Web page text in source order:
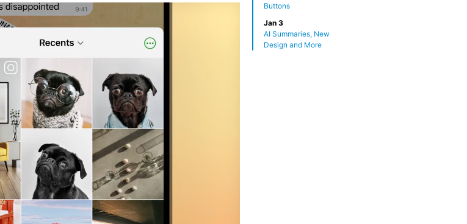
Buttons
Jan 3
AI Summaries, New
Design and More